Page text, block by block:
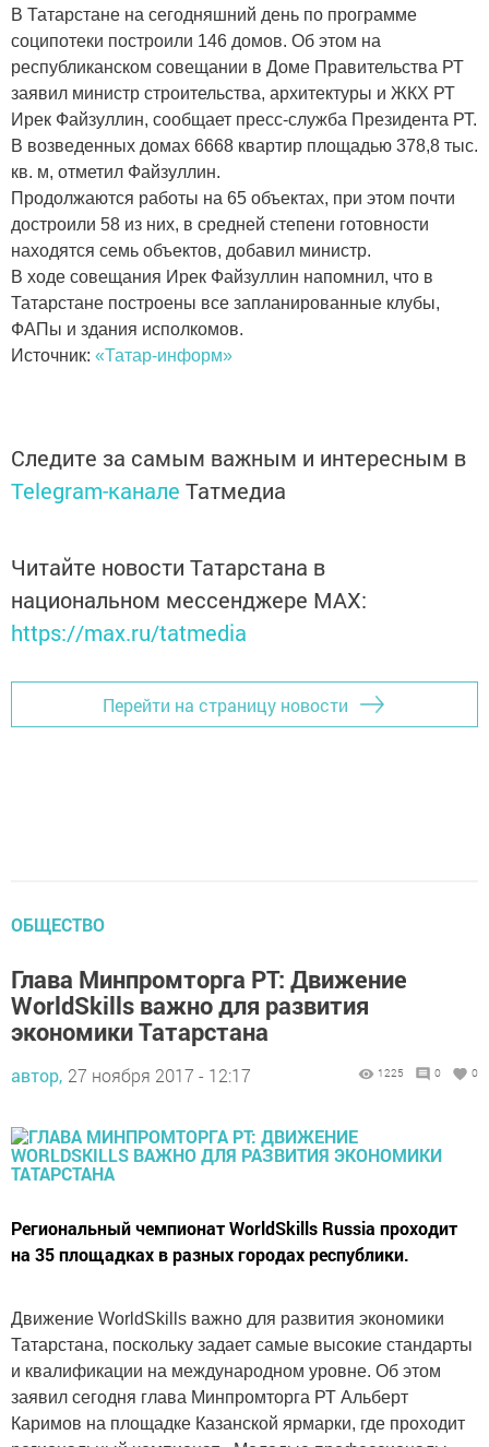
В Татарстане на сегодняшний день по программе
соципотеки построили 146 домов. Об этом на
республиканском совещании в Доме Правительства РТ
заявил министр строительства, архитектуры и ЖКХ РТ
Ирек Файзуллин, сообщает пресс-служба Президента РТ.
В возведенных домах 6668 квартир площадью 378,8 тыс.
кв. м, отметил Файзуллин.
Продолжаются работы на 65 объектах, при этом почти
достроили 58 из них, в средней степени готовности
находятся семь объектов, добавил министр.
В ходе совещания Ирек Файзуллин напомнил, что в
Татарстане построены все запланированные клубы,
ФАПы и здания исполкомов.
Источник: «Татар-информ»
Следите за самым важным и интересным в
Telegram-канале Татмедиа
Читайте новости Татарстана в
национальном мессенджере MАХ:
https://max.ru/tatmedia
Перейти на страницу новости
ОБЩЕСТВО
Глава Минпромторга РТ: Движение
WorldSkills важно для развития
экономики Татарстана
автор, 27 ноября 2017 - 12:17 1225 0 0
Региональный чемпионат WorldSkills Russia проходит
на 35 площадках в разных городах республики.
Движение WorldSkills важно для развития экономики
Татарстана, поскольку задает самые высокие стандарты
и квалификации на международном уровне. Об этом
заявил сегодня глава Минпромторга РТ Альберт
Каримов на площадке Казанской ярмарки, где проходит